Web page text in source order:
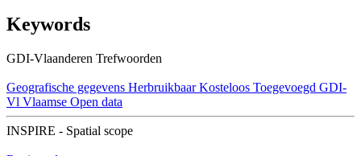
Keywords
GDI-Vlaanderen Trefwoorden
Geografische gegevens Herbruikbaar Kosteloos Toegevoegd GDI-
Vl Vlaamse Open data
INSPIRE - Spatial scope